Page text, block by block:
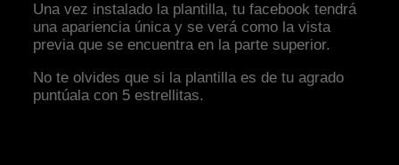
Una vez instalado la plantilla, tu facebook tendrá
una apariencia única y se verá como la vista
previa que se encuentra en la parte superior.
No te olvides que si la plantilla es de tu agrado
puntúala con 5 estrellitas.